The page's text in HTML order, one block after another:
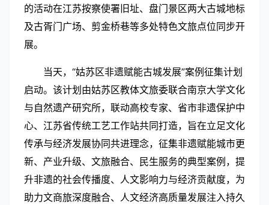
的活动在江苏按察使署旧址、盘门景区两大古城地标
及古胥门广场、剪金桥巷等多处特色文旅点位同步开
展。
当天，“姑苏区非遗赋能古城发展”案例征集计划
启动。该计划由姑苏区教体文旅委联合南京大学文化
与自然遗产研究所，联动高校专家、省市非遗保护中
心、江苏省传统工艺工作站共同打造，旨在立足文化
传承与经济发展协同共进理念，征集非遗赋能城市更
新、产业升级、文旅融合、民生服务的典型案例，提
升非遗的社会传播度、人文影响力与经济贡献度，为
助力文商旅深度融合、人文经济高质量发展注入持久